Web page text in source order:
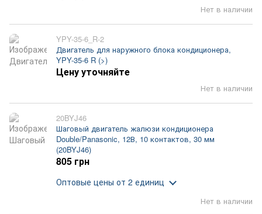
Нет в наличии
YPY-35-6_R-2
Двигатель для наружного блока кондиционера,
YPY-35-6 R (>)
Нет в наличии
Цену уточняйте
20BYJ46
Шаговый двигатель жалюзи кондиционера
Double/Panasonic, 12В, 10 контактов, 30 мм
(20BYJ46)
Нет в наличии
805 грн
Оптовые цены от 2 единиц